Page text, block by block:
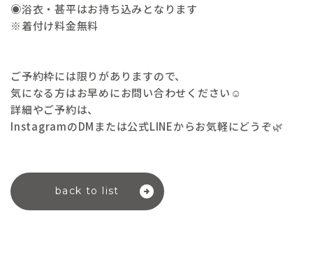
◉浴衣・甚平はお持ち込みとなります
※着付け料金無料
ご予約枠には限りがありますので、
気になる方はお早めにお問い合わせください☺️
詳細やご予約は、
InstagramのDMまたは公式LINEからお気軽にどうぞ🌿
back to list